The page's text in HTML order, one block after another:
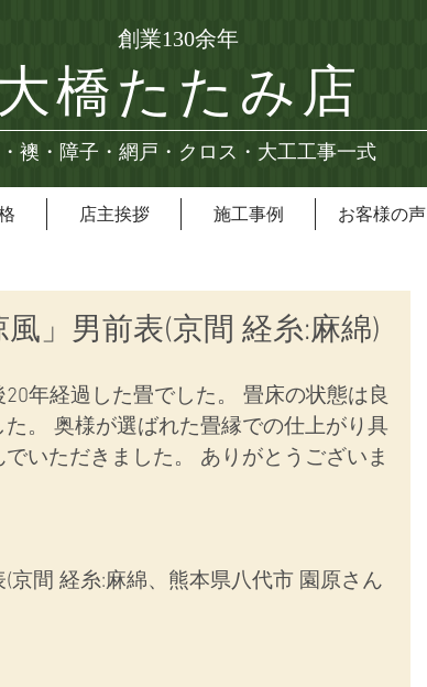
創業130余年
大橋たたみ店
襖・障子・網戸・クロス・大工工事一式
店主挨拶 施工事例 お客様の声
」男前表(京間 経糸:麻綿)
年経過した畳でした。 畳床の状態は良
。 奥様が選ばれた畳縁での仕上がり具
いただきました。 ありがとうございま
間 経糸:麻綿、熊本県八代市 園原さん